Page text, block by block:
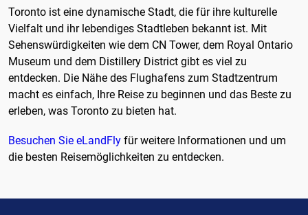
Toronto ist eine dynamische Stadt, die für ihre kulturelle
Vielfalt und ihr lebendiges Stadtleben bekannt ist. Mit
Sehenswürdigkeiten wie dem CN Tower, dem Royal Ontario
Museum und dem Distillery District gibt es viel zu
entdecken. Die Nähe des Flughafens zum Stadtzentrum
macht es einfach, Ihre Reise zu beginnen und das Beste zu
erleben, was Toronto zu bieten hat.
Besuchen Sie eLandFly für weitere Informationen und um
die besten Reisemöglichkeiten zu entdecken.